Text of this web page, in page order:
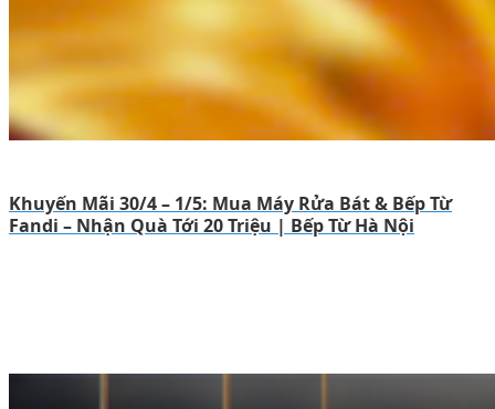
Khuyến Mãi 30/4 – 1/5: Mua Máy Rửa Bát & Bếp Từ
Fandi – Nhận Quà Tới 20 Triệu | Bếp Từ Hà Nội